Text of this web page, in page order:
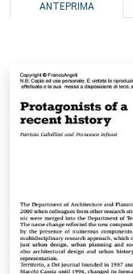
ANTEPRIMA